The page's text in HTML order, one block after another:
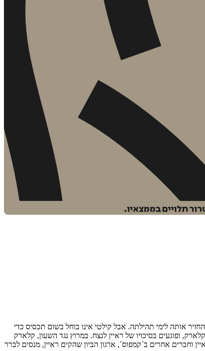
תלויים בממצאיו.
אותה לימי תהילתה. אבל קילטי אינו בוחל בשום תכסיס כדי
ופוגעים בסיכויו של ראיין לנצח. במרוץ נגד השעון, קלארק
וחברים אחרים ב´קמפוס´, ארגון הביון שהקים ראיין, מנסים לברר